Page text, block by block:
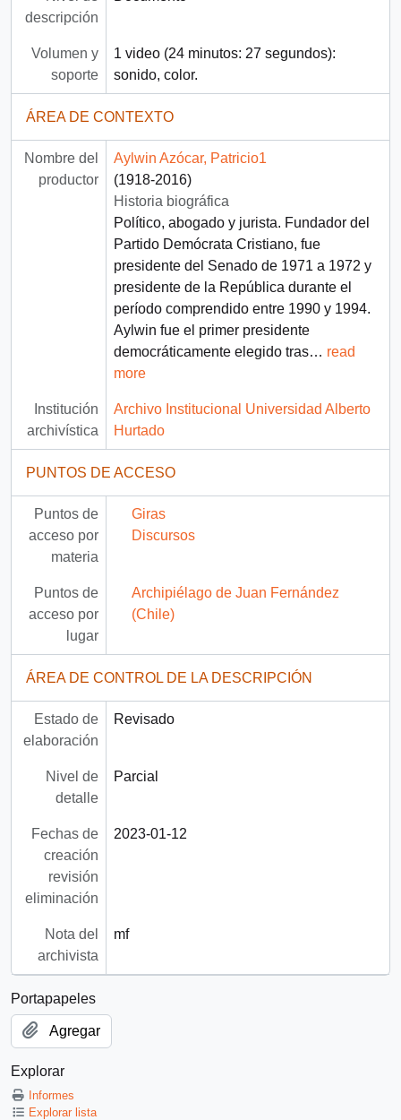
descripción
Volumen y
soporte
1 video (24 minutos: 27 segundos):
sonido, color.
ÁREA DE CONTEXTO
Nombre del
productor
Aylwin Azócar, Patricio1
(1918-2016)
Historia biográfica
Político, abogado y jurista. Fundador del
Partido Demócrata Cristiano, fue
presidente del Senado de 1971 a 1972 y
presidente de la República durante el
período comprendido entre 1990 y 1994.
Aylwin fue el primer presidente
democráticamente elegido tras… read
more
Institución
archivística
Archivo Institucional Universidad Alberto
Hurtado
PUNTOS DE ACCESO
Puntos de
acceso por
materia
Giras
Discursos
Puntos de
acceso por
lugar
Archipiélago de Juan Fernández
(Chile)
ÁREA DE CONTROL DE LA DESCRIPCIÓN
Estado de
elaboración
Revisado
Nivel de
detalle
Parcial
Fechas de
creación
revisión
eliminación
2023-01-12
Nota del
archivista
mf
Portapapeles
Agregar
Explorar
Informes
Explorar lista